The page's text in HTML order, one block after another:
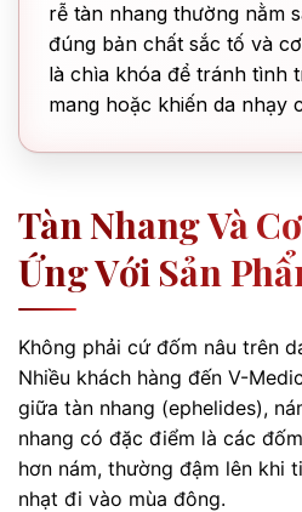
rễ tàn nhang thường nằm
đúng bản chất sắc tố và
là chìa khóa để tránh tình
mang hoặc khiến da nhạy
Tàn Nhang Và
Ứng Với Sản
Không phải cứ đốm nâu trên
Nhiều khách hàng đến V-
giữa tàn nhang (ephelides),
nhang có đặc điểm là các
hơn nám, thường đậm lên khi
nhạt đi vào mùa đông.